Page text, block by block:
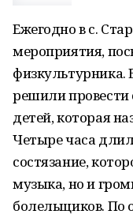
Ежегодно в с.
мероприятия,
физкультурника.
решили провести
детей, которая
Четыре часа
состязание,
музыка, но и
болельщиков. По